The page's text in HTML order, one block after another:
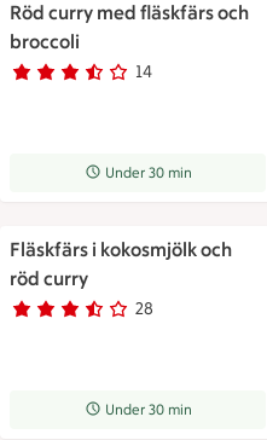
Röd curry med fläskfärs och
broccoli
Betyg 3.1 av 5. 14
14 personer har röstat
Receptet tar Under 30 min
Under 30 min
Fläskfärs i kokosmjölk och
röd curry
Betyg 3.5 av 5. 28
28 personer har röstat
Receptet tar Under 30 min
Under 30 min